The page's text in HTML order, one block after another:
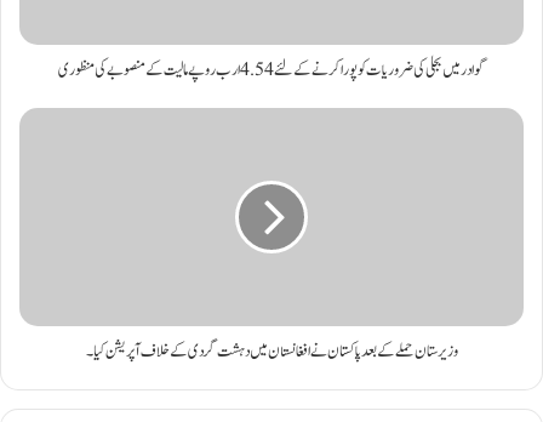
گوادر میں بجلی کی ضروریات کو پورا کرنے کے لئے 4.54 ارب روپے مالیت کے منصوبے کی منظوری
وزیرستان حملے کے بعد پاکستان نے افغانستان میں دہشت گردی کے خلاف آپریشن کیا۔